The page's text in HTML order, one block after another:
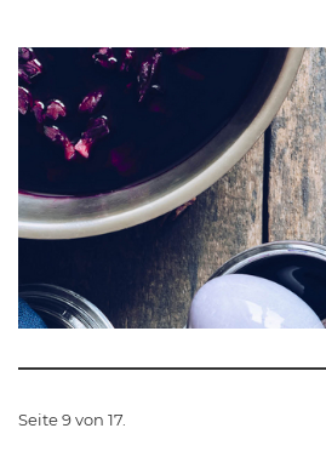
Seite 9 von 17.